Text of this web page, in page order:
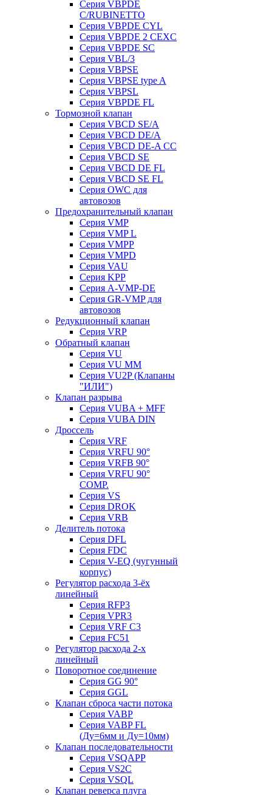
Серия VBPDE
C/RUBINETTO
Серия VBPDE CYL
Серия VBPDE 2 CEXC
Серия VBPDE SC
Серия VBL/3
Серия VBPSE
Серия VBPSE type A
Серия VBPSL
Серия VBPDE FL
Тормозной клапан
Серия VBCD SE/A
Серия VBCD DE/A
Серия VBCD DE-A CC
Серия VBCD SE
Серия VBCD DE FL
Серия VBCD SE FL
Серия OWC для
автовозов
Предохранительный клапан
Серия VMP
Серия VMP L
Серия VMPP
Серия VMPD
Серия VAU
Серия KPP
Серия A-VMP-DE
Серия GR-VMP для
автовозов
Редукционный клапан
Серия VRP
Обратный клапан
Серия VU
Серия VU MM
Серия VU2P (Клапаны
"ИЛИ")
Клапан разрыва
Серия VUBA + MFF
Серия VUBA DIN
Дроссель
Серия VRF
Серия VRFU 90°
Серия VRFB 90°
Серия VRFU 90°
COMP.
Серия VS
Серия DROK
Серия VRB
Делитель потока
Серия DFL
Серия FDC
Серия V-EQ (чугунный
корпус)
Регулятор расхода 3-ёх
линейный
Серия RFP3
Серия VPR3
Серия VRF C3
Серия FC51
Регулятор расхода 2-х
линейный
Поворотное соединение
Серия GG 90°
Серия GGL
Клапан сброса части потока
Серия VABP
Серия VABP FL
(Ду=6мм и Ду=10мм)
Клапан последовательности
Серия VSQAPP
Серия VS2C
Серия VSQL
Клапан реверса плуга